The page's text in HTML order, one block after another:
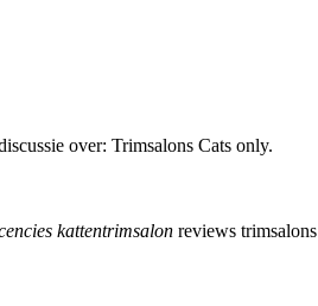
over: Trimsalons Cats only.
kattentrimsalon reviews trimsalons